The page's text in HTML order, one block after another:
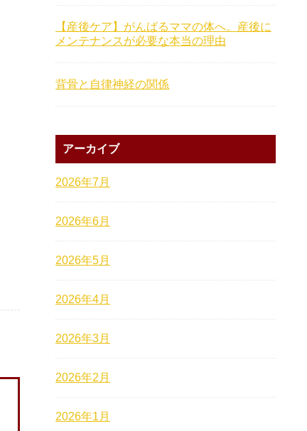
【産後ケア】がんばるママの体へ。産後に
メンテナンスが必要な本当の理由
背骨と自律神経の関係
アーカイブ
2026年7月
2026年6月
2026年5月
2026年4月
2026年3月
2026年2月
2026年1月